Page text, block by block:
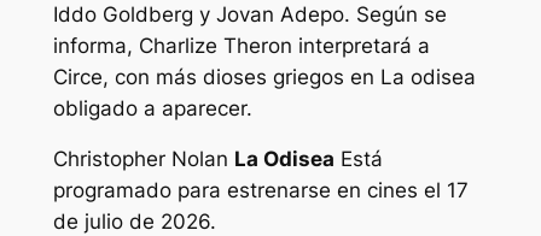
Iddo Goldberg y Jovan Adepo. Según se
informa, Charlize Theron interpretará a
Circe, con más dioses griegos en La odisea
obligado a aparecer.
Christopher Nolan La Odisea Está
programado para estrenarse en cines el 17
de julio de 2026.